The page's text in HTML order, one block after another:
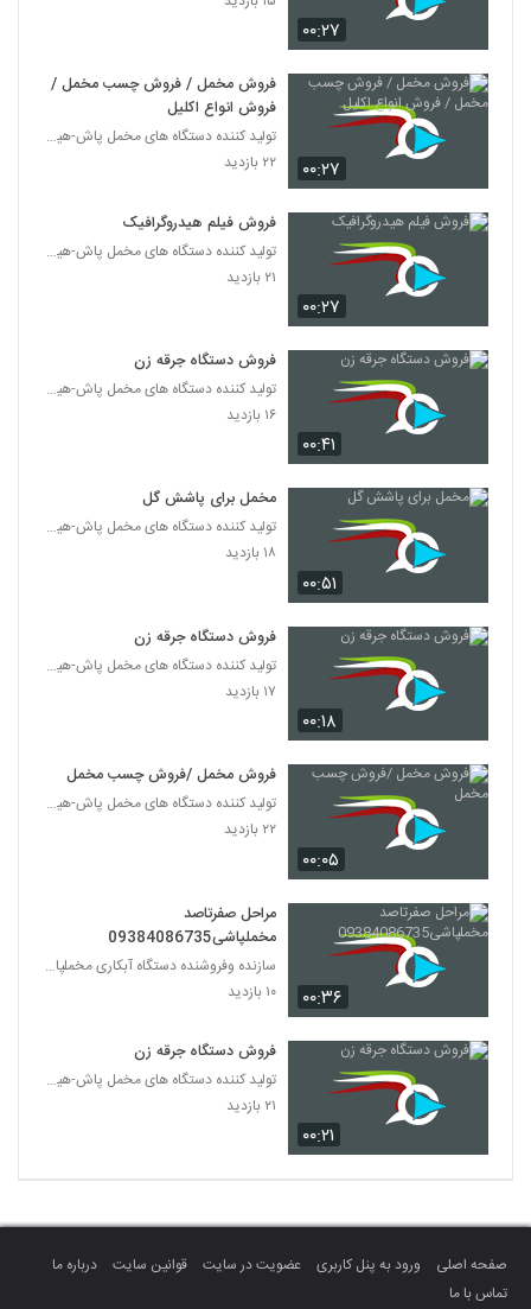
۰۰:۲۷
۰۰:۲۷
فروش مخمل / فروش چسب مخمل /
فروش انواع اکلیل
تولید کننده دستگاه های مخمل پاش-هیدروگرافیک-ابکاری
۲۲ بازدید
۰۰:۲۷
فروش فیلم هیدروگرافیک
تولید کننده دستگاه های مخمل پاش-هیدروگرافیک-ابکاری
۲۱ بازدید
۰۰:۴۱
فروش دستگاه جرقه زن
تولید کننده دستگاه های مخمل پاش-هیدروگرافیک-ابکاری
۱۶ بازدید
۰۰:۵۱
مخمل برای پاشش گل
تولید کننده دستگاه های مخمل پاش-هیدروگرافیک-ابکاری
۱۸ بازدید
۰۰:۱۸
فروش دستگاه جرقه زن
تولید کننده دستگاه های مخمل پاش-هیدروگرافیک-ابکاری
۱۷ بازدید
۰۰:۰۵
فروش مخمل /فروش چسب مخمل
تولید کننده دستگاه های مخمل پاش-هیدروگرافیک-ابکاری
۲۲ بازدید
۰۰:۳۶
مراحل صفرتاصد
مخملپاشی09384086735
سازنده وفروشنده دستگاه آبکاری مخملپاش هیدروگرافیک
۱۰ بازدید
۰۰:۲۱
فروش دستگاه جرقه زن
تولید کننده دستگاه های مخمل پاش-هیدروگرافیک-ابکاری
۲۱ بازدید
صفحه اصلی ورود به پنل کاربری عضویت در سایت قوانین سایت
درباره ما
تماس با ما